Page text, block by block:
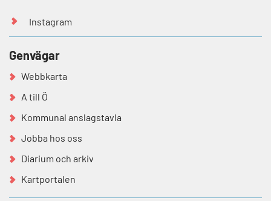
Instagram
Genvägar
Webbkarta
A till Ö
Kommunal anslagstavla
Jobba hos oss
Diarium och arkiv
Kartportalen